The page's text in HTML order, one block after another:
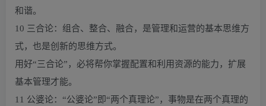
和谐。
10 三合论：组合、整合、融合，是管理和运营的基本思维方
式，也是创新的思维方式。
用好“三合论”，必将帮你掌握配置和利用资源的能力，扩展
基本管理才能。
11 公婆论：“公婆论”即“两个真理论”，事物是在两个真理的